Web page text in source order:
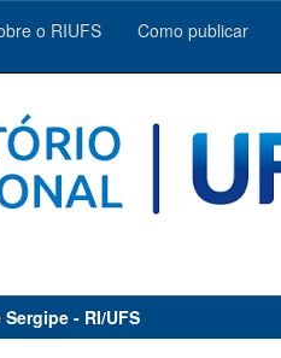
o RIUFS Como publicar
- RI/UFS